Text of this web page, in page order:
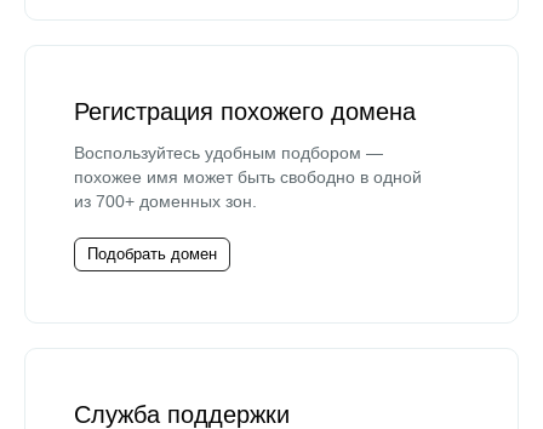
Регистрация похожего домена
Воспользуйтесь удобным подбором —
похожее имя может быть свободно в одной
из 700+ доменных зон.
Подобрать домен
Служба поддержки